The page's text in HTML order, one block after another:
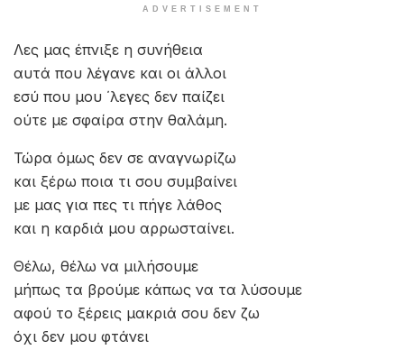
ADVERTISEMENT
Λες μας έπνιξε η συνήθεια
αυτά που λέγανε και οι άλλοι
εσύ που μου ΄λεγες δεν παίζει
ούτε με σφαίρα στην θαλάμη.
Τώρα όμως δεν σε αναγνωρίζω
και ξέρω ποια τι σου συμβαίνει
με μας για πες τι πήγε λάθος
και η καρδιά μου αρρωσταίνει.
Θέλω, θέλω να μιλήσουμε
μήπως τα βρούμε κάπως να τα λύσουμε
αφού το ξέρεις μακριά σου δεν ζω
όχι δεν μου φτάνει